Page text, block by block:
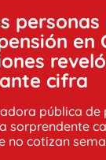
personas
en
reveló
cifra
pública de
sorprendente
no cotizan